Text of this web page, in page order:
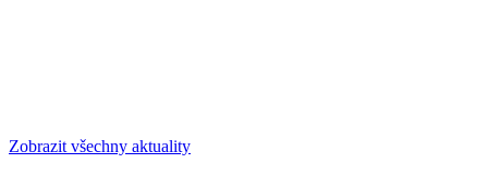
Zobrazit všechny aktuality